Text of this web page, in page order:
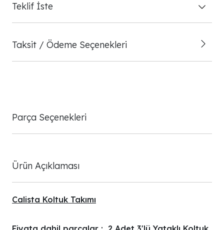
Teklif İste
Taksit / Ödeme Seçenekleri
Parça Seçenekleri
Ürün Açıklaması
Calista Koltuk Takımı